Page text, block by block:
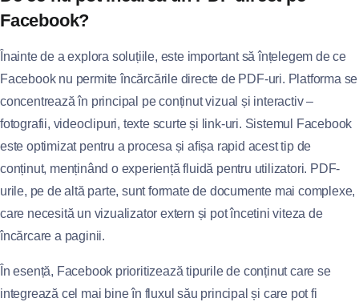
Facebook?
Înainte de a explora soluțiile, este important să înțelegem de ce
Facebook nu permite încărcările directe de PDF-uri. Platforma se
concentrează în principal pe conținut vizual și interactiv –
fotografii, videoclipuri, texte scurte și link-uri. Sistemul Facebook
este optimizat pentru a procesa și afișa rapid acest tip de
conținut, menținând o experiență fluidă pentru utilizatori. PDF-
urile, pe de altă parte, sunt formate de documente mai complexe,
care necesită un vizualizator extern și pot încetini viteza de
încărcare a paginii.
În esență, Facebook prioritizează tipurile de conținut care se
integrează cel mai bine în fluxul său principal și care pot fi